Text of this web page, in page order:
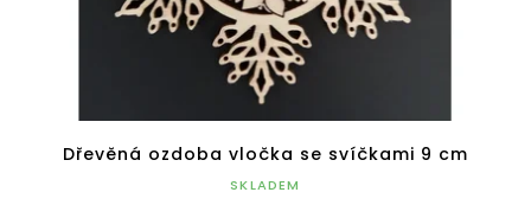
Dřevěná ozdoba vločka se svíčkami 9 cm
SKLADEM